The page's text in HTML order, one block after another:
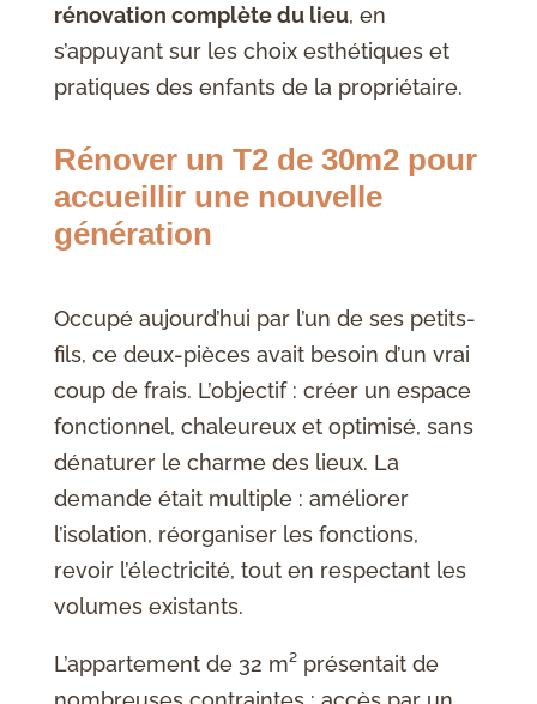
rénovation complète du lieu, en
s’appuyant sur les choix esthétiques et
pratiques des enfants de la propriétaire.
Rénover un T2 de 30m2 pour
accueillir une nouvelle
génération
Occupé aujourd’hui par l’un de ses petits-
fils, ce deux-pièces avait besoin d’un vrai
coup de frais. L’objectif : créer un espace
fonctionnel, chaleureux et optimisé, sans
dénaturer le charme des lieux. La
demande était multiple : améliorer
l’isolation, réorganiser les fonctions,
revoir l’électricité, tout en respectant les
volumes existants.
L’appartement de 32 m² présentait de